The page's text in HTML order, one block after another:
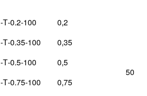
-Т-0.2-100 0,2
50
-Т-0.35-100
0,35
-Т-0.5-100
0,5
-Т-0.75-100
0,75